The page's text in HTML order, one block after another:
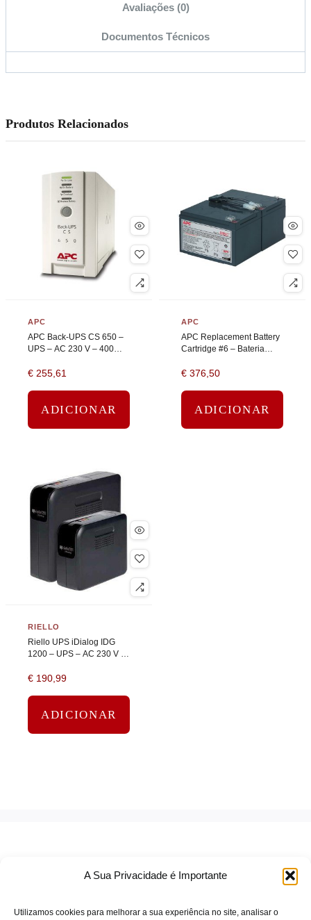
A Sua Privacidade é Importante
Utilizamos cookies para melhorar a sua experiência no site, analisar o
Avaliações (0)
Documentos Técnicos
Produtos Relacionados
APC
APC Back-UPS CS 650 –
UPS – AC 230 V – 400
USB – conectores de
€ 255,61
ADICIONAR
APC
APC Replacement Battery
Cartridge #6 – Bateria
de chumbo – preto
€ 376,50
ADICIONAR
RIELLO
Riello UPS iDialog IDG
1200 – UPS – AC 230 V –
232, USB – conectores de
€ 190,99
ADICIONAR